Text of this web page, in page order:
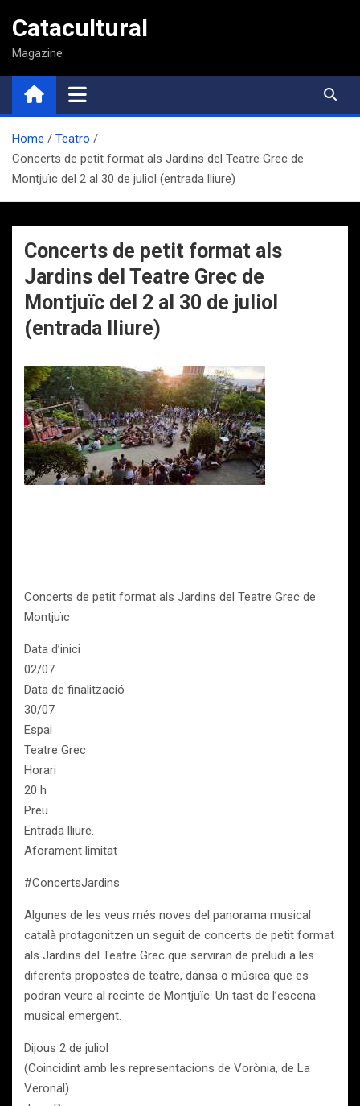
contenido
Catacultural
Magazine
Home
Teatro
Concerts de petit format als Jardins del Teatre Grec de
Montjuïc del 2 al 30 de juliol (entrada lliure)
Concerts de petit format als
Jardins del Teatre Grec de
Montjuïc del 2 al 30 de juliol
(entrada lliure)
Concerts de petit format als Jardins del Teatre Grec de
Montjuïc
Data d’inici
02/07
Data de finalització
30/07
Espai
Teatre Grec
Horari
20 h
Preu
Entrada lliure.
Aforament limitat
#ConcertsJardins
Algunes de les veus més noves del panorama musical
català protagonitzen un seguit de concerts de petit format
als Jardins del Teatre Grec que serviran de preludi a les
diferents propostes de teatre, dansa o música que es
podran veure al recinte de Montjuïc. Un tast de l’escena
musical emergent.
Dijous 2 de juliol
(Coincidint amb les representacions de Vorònia, de La
Veronal)